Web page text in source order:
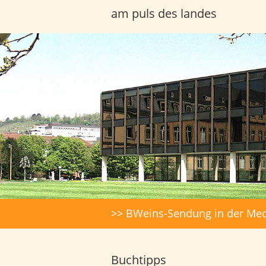
am puls des landes
Headerbilder
>> BWeins-Sendung in der
Buchtipps